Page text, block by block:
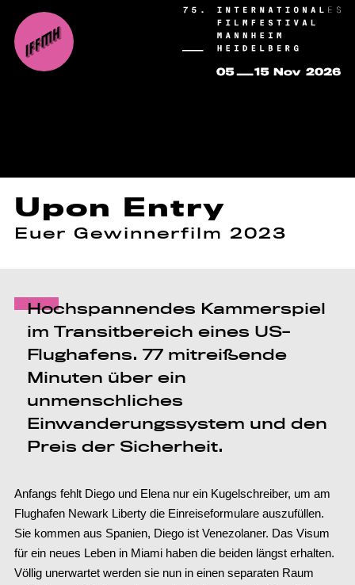
Upon Entry
Euer Gewinnerfilm 2023
Hochspannendes Kammerspiel
im Transitbereich eines US-
Flughafens. 77 mitreißende
Minuten über ein
unmenschliches
Einwanderungssystem und den
Preis der Sicherheit.
Anfangs fehlt Diego und Elena nur ein Kugelschreiber, um am
Flughafen Newark Liberty die Einreiseformulare auszufüllen.
Sie kommen aus Spanien, Diego ist Venezolaner. Das Visum
für ein neues Leben in Miami haben die beiden längst erhalten.
Völlig unerwartet werden sie nun in einen separaten Raum